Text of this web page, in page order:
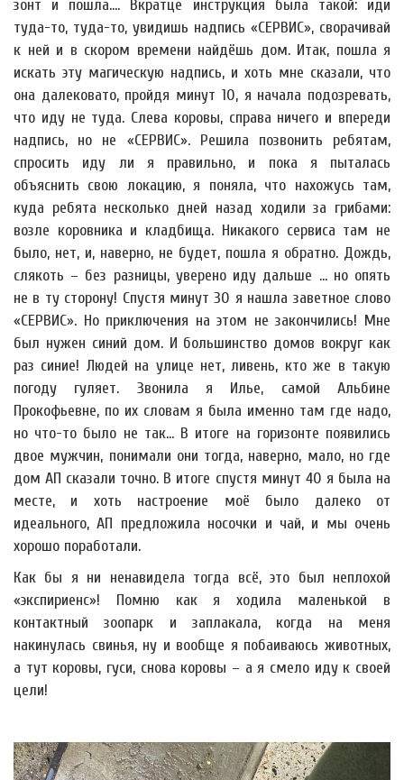
зонт и пошла.... Вкратце инструкция была такой: иди
туда-то, туда-то, увидишь надпись «СЕРВИС», сворачивай
к ней и в скором времени найдёшь дом. Итак, пошла я
искать эту магическую надпись, и хоть мне сказали, что
она далековато, пройдя минут 10, я начала подозревать,
что иду не туда. Слева коровы, справа ничего и впереди
надпись, но не «СЕРВИС». Решила позвонить ребятам,
спросить иду ли я правильно, и пока я пыталась
объяснить свою локацию, я поняла, что нахожусь там,
куда ребята несколько дней назад ходили за грибами:
возле коровника и кладбища. Никакого сервиса там не
было, нет, и, наверно, не будет, пошла я обратно. Дождь,
слякоть – без разницы, уверено иду дальше … но опять
не в ту сторону! Спустя минут 30 я нашла заветное слово
«СЕРВИС». Но приключения на этом не закончились! Мне
был нужен синий дом. И большинство домов вокруг как
раз синие! Людей на улице нет, ливень, кто же в такую
погоду гуляет. Звонила я Илье, самой Альбине
Прокофьевне, по их словам я была именно там где надо,
но что-то было не так... В итоге на горизонте появились
двое мужчин, понимали они тогда, наверно, мало, но где
дом АП сказали точно. В итоге спустя минут 40 я была на
месте, и хоть настроение моё было далеко от
идеального, АП предложила носочки и чай, и мы очень
хорошо поработали.
Как бы я ни ненавидела тогда всё, это был неплохой
«экспириенс»! Помню как я ходила маленькой в
контактный зоопарк и заплакала, когда на меня
накинулась свинья, ну и вообще я побаиваюсь животных,
а тут коровы, гуси, снова коровы – а я смело иду к своей
цели!